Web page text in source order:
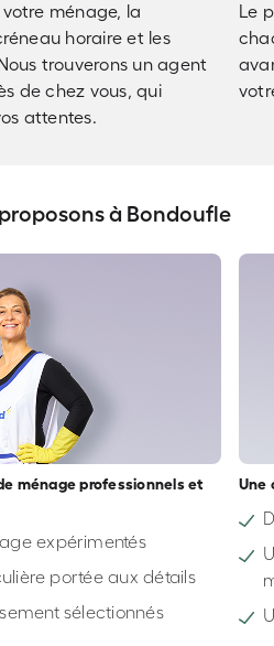
ménage, la
horaire et les
trouverons un agent
de chez vous, qui
attentes.
Le
à Bondoufle
ménage professionnels et
expérimentés
portée aux détails
sélectionnés
Une